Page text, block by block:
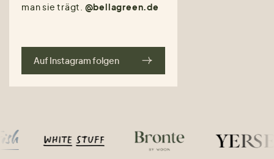
man sie trägt. @bellagreen.de
Auf Instagram folgen